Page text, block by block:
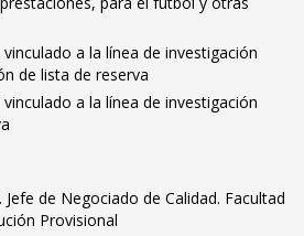
a la línea de investigación
de lista de reserva
a la línea de investigación
de Negociado de Calidad. Facultad
Provisional